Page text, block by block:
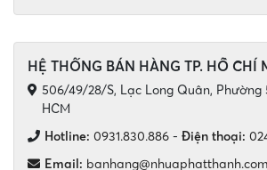
HỆ THỐNG BÁN HÀNG TP. HỒ CHÍ
506/49/28/S, Lạc Long Quân, Phường
HCM
Hotline: 0931.830.886 - Điện thoại:
Email: banhang@nhuaphatthanh.com